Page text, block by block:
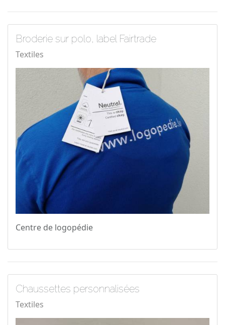
Broderie sur polo, label Fairtrade
Textiles
Centre de logopédie
Chaussettes personnalisées
Textiles